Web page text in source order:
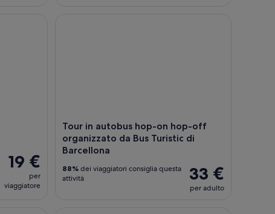
19 €
per
viaggiatore
Tour in autobus hop-on hop-off
organizzato da Bus Turistic di
Barcellona
33 €
per adulto
88% dei viaggiatori consiglia questa
attività